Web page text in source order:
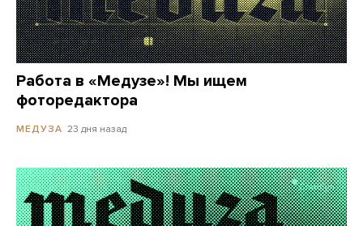
Работа в «Медузе»! Мы ищем
фоторедактора
МЕДУЗА 23 дня назад